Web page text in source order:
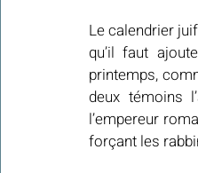
Le calendrier
qu’il faut
printemps,
deux témoins
l’empereur
forçant les